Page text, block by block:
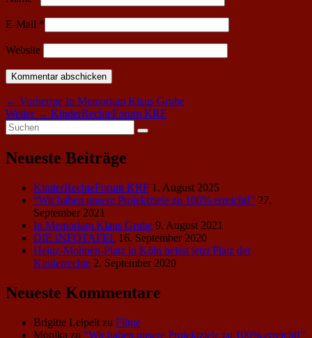
E-Mail *
Website
Beitragsnavigation
← Vorherige Vorheriger
Beitrag:
In Memoriam Klaus Grube
Weiter → Nächster
KinderRechteForum KRF
Primärer
Seitenleisten-
Widgetbereich
Suche
nach:
Suchen
Neueste Beiträge
KinderRechteForum KRF 1. August 2025
“Wir haben unsere Projektziele zu 100% erreicht!” 27.
September 2021
In Memoriam Klaus Grube 9. August 2021
DIE INFOTAFEL 16. September 2020
Heinz-Mohnen-Platz in Köln heisst jetzt Platz der
Kinderrechte 2. September 2020
Neueste Kommentare
Brigitte Leipelt zu Filme
Monika zu “Wir haben unsere Projektziele zu 100% erreicht!”